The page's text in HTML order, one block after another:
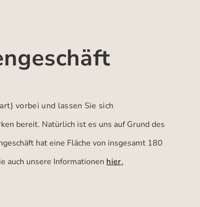
vorbei und lassen Sie sich
bereit. Natürlich ist es uns auf Grund des
hat eine Fläche von insgesamt 180
auch unsere Informationen hier.